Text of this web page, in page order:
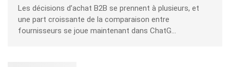
Les décisions d’achat B2B se prennent à plusieurs, et
une part croissante de la comparaison entre
fournisseurs se joue maintenant dans ChatG…